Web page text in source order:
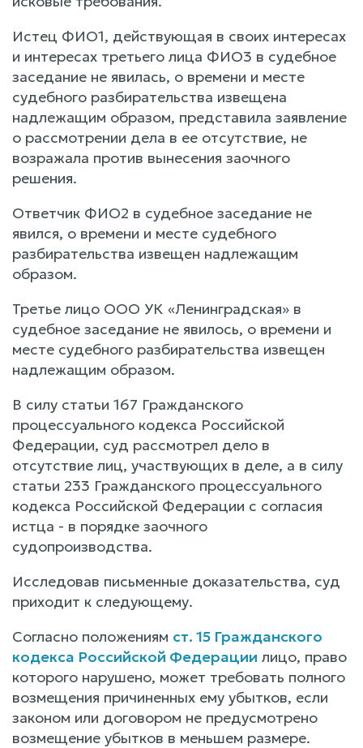
Истец ФИО1, действующая в своих интересах
и интересах третьего лица ФИО3 в судебное
заседание не явилась, о времени и месте
судебного разбирательства извещена
надлежащим образом, представила заявление
о рассмотрении дела в ее отсутствие, не
возражала против вынесения заочного
решения.
Ответчик ФИО2 в судебное заседание не
явился, о времени и месте судебного
разбирательства извещен надлежащим
образом.
Третье лицо ООО УК «Ленинградская» в
судебное заседание не явилось, о времени и
месте судебного разбирательства извещен
надлежащим образом.
В силу статьи 167 Гражданского
процессуального кодекса Российской
Федерации, суд рассмотрел дело в
отсутствие лиц, участвующих в деле, а в силу
статьи 233 Гражданского процессуального
кодекса Российской Федерации с согласия
истца - в порядке заочного
судопроизводства.
Исследовав письменные доказательства, суд
приходит к следующему.
Согласно положениям ст. 15 Гражданского
кодекса Российской Федерации лицо, право
которого нарушено, может требовать полного
возмещения причиненных ему убытков, если
законом или договором не предусмотрено
возмещение убытков в меньшем размере.